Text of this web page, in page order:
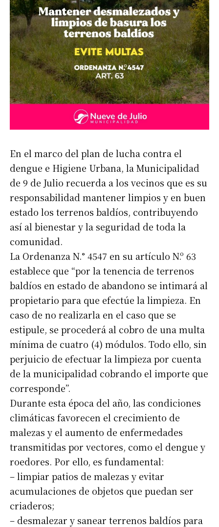
En el marco del plan de lucha contra el
dengue e Higiene Urbana, la Municipalidad
de 9 de Julio recuerda a los vecinos que es su
responsabilidad mantener limpios y en buen
estado los terrenos baldíos, contribuyendo
así al bienestar y la seguridad de toda la
comunidad.
La Ordenanza N.° 4547 en su artículo N.º 63
establece que “por la tenencia de terrenos
baldíos en estado de abandono se intimará al
propietario para que efectúe la limpieza. En
caso de no realizarla en el caso que se
estipule, se procederá al cobro de una multa
mínima de cuatro (4) módulos. Todo ello, sin
perjuicio de efectuar la limpieza por cuenta
de la municipalidad cobrando el importe que
corresponde”.
Durante esta época del año, las condiciones
climáticas favorecen el crecimiento de
malezas y el aumento de enfermedades
transmitidas por vectores, como el dengue y
roedores. Por ello, es fundamental:
– limpiar patios de malezas y evitar
acumulaciones de objetos que puedan ser
criaderos;
– desmalezar y sanear terrenos baldíos para